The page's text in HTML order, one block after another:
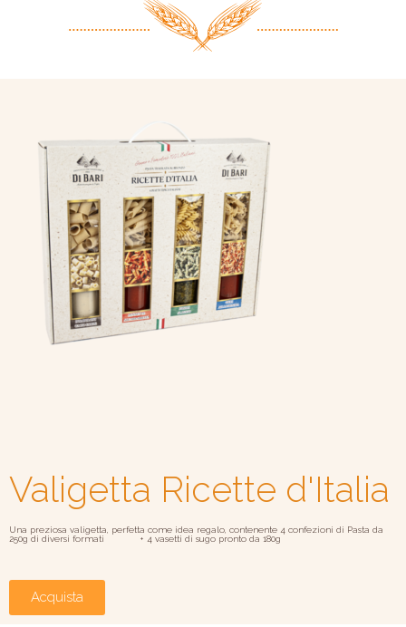
Valigetta Ricette d'Italia
Una preziosa valigetta, perfetta come idea regalo, contenente 4 confezioni di Pasta da
250g di diversi formati + 4 vasetti di sugo pronto da 180g
Acquista